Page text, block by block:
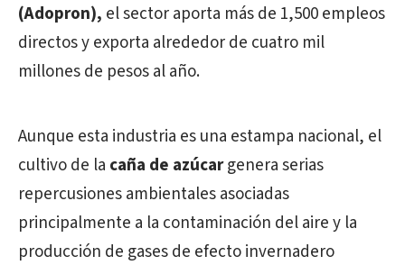
(Adopron), el sector aporta más de 1,500 empleos
directos y exporta alrededor de cuatro mil
millones de pesos al año.
Aunque esta industria es una estampa nacional, el
cultivo de la caña de azúcargenera serias
repercusiones ambientales asociadas
principalmente a la contaminación del aire y la
producción de gases de efecto invernadero